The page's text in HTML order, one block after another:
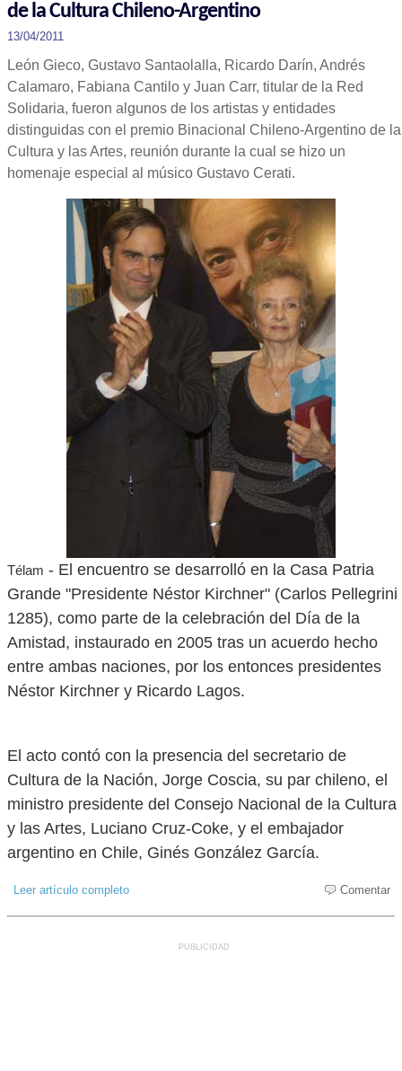
de la Cultura Chileno-Argentino
13/04/2011
León Gieco, Gustavo Santaolalla, Ricardo Darín, Andrés
Calamaro, Fabiana Cantilo y Juan Carr, titular de la Red
Solidaria, fueron algunos de los artistas y entidades
distinguidas con el premio Binacional Chileno-Argentino de la
Cultura y las Artes, reunión durante la cual se hizo un
homenaje especial al músico Gustavo Cerati.
Télam - El encuentro se desarrolló en la Casa Patria
Grande "Presidente Néstor Kirchner" (Carlos Pellegrini
1285), como parte de la celebración del Día de la
Amistad, instaurado en 2005 tras un acuerdo hecho
entre ambas naciones, por los entonces presidentes
Néstor Kirchner y Ricardo Lagos.
El acto contó con la presencia del secretario de
Cultura de la Nación, Jorge Coscia, su par chileno, el
ministro presidente del Consejo Nacional de la Cultura
y las Artes, Luciano Cruz-Coke, y el embajador
argentino en Chile, Ginés González García.
Leer artículo completo Comentar
PUBLICIDAD